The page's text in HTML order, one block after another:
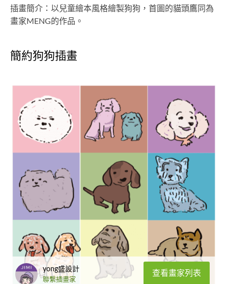
插畫簡介：以兒童繪本風格繪製狗狗，首圖的貓頭鷹同為
畫家MENG的作品。
簡約狗狗插畫
yong盛設計
聯繫插畫家
查看畫家列表